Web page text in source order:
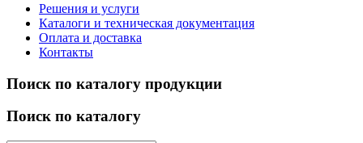
Решения и услуги
Каталоги и техническая документация
Оплата и доставка
Контакты
Поиск по каталогу продукции
Поиск по каталогу